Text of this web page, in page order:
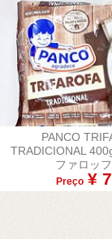
PANCO
TRADICIONAL
ファロッフ
Preço ¥
